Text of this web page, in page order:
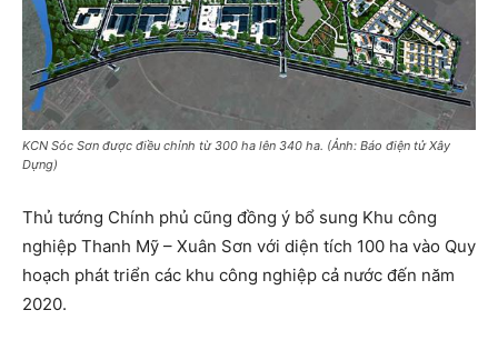
KCN Sóc Sơn được điều chỉnh từ 300 ha lên 340 ha. (Ảnh: Báo điện tử Xây
Dựng)
Thủ tướng Chính phủ cũng đồng ý bổ sung Khu công
nghiệp Thanh Mỹ – Xuân Sơn với diện tích 100 ha vào Quy
hoạch phát triển các khu công nghiệp cả nước đến năm
2020.